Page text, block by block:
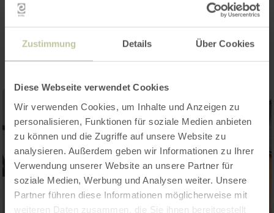
Zustimmung Details Über Cookies
Diese Webseite verwendet Cookies
Wir verwenden Cookies, um Inhalte und Anzeigen zu
personalisieren, Funktionen für soziale Medien anbieten
zu können und die Zugriffe auf unsere Website zu
analysieren. Außerdem geben wir Informationen zu Ihrer
Verwendung unserer Website an unsere Partner für
soziale Medien, Werbung und Analysen weiter. Unsere
Partner führen diese Informationen möglicherweise mit
weiteren Daten zusammen, die Sie ihnen bereitgestellt
Impressies